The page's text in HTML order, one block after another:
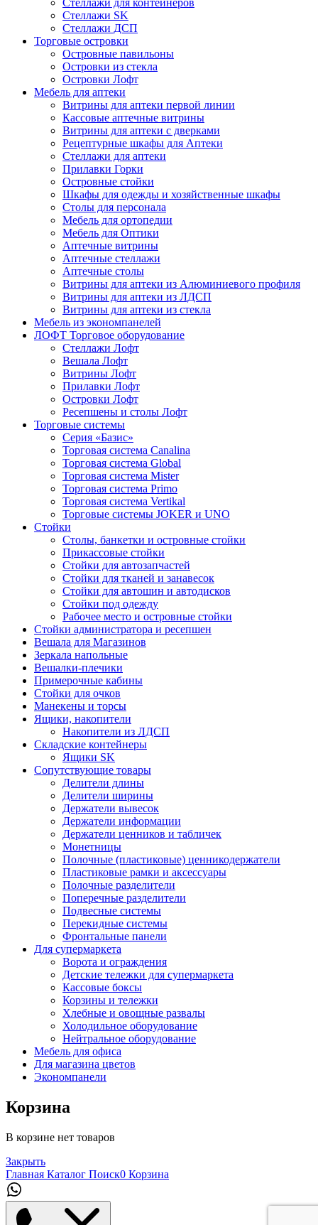
Стеллажи для контейнеров
Стеллажи SK
Стеллажи ДСП
Торговые островки
Островные павильоны
Островки из стекла
Островки Лофт
Мебель для аптеки
Витрины для аптеки первой линии
Кассовые аптечные витрины
Витрины для аптеки с дверками
Рецептурные шкафы для Аптеки
Стеллажи для аптеки
Прилавки Горки
Островные стойки
Шкафы для одежды и хозяйственные шкафы
Столы для персонала
Мебель для ортопедии
Мебель для Оптики
Аптечные витрины
Аптечные стеллажи
Аптечные столы
Витрины для аптеки из Алюминиевого профиля
Витрины для аптеки из ЛДСП
Витрины для аптеки из стекла
Мебель из экономпанелей
ЛОФТ Торговое оборудование
Стеллажи Лофт
Вешала Лофт
Витрины Лофт
Прилавки Лофт
Островки Лофт
Ресепшены и столы Лофт
Торговые системы
Серия «Базис»
Торговая система Canalina
Торговая система Global
Торговая система Mister
Торговая система Primo
Торговая система Vertikal
Торговые системы JOKER и UNO
Стойки
Столы, банкетки и островные стойки
Прикассовые стойки
Стойки для автозапчастей
Стойки для тканей и занавесок
Стойки для автошин и автодисков
Стойки под одежду
Рабочее место и островные стойки
Стойки администратора и ресепшен
Вешала для Магазинов
Зеркала напольные
Вешалки-плечики
Примерочные кабины
Стойки для очков
Манекены и торсы
Ящики, накопители
Накопители из ЛДСП
Складские контейнеры
Ящики SK
Сопутствующие товары
Делители длины
Делители ширины
Держатели вывесок
Держатели информации
Держатели ценников и табличек
Монетницы
Полочные (пластиковые) ценникодержатели
Пластиковые рамки и аксессуары
Полочные разделители
Поперечные разделители
Подвесные системы
Перекидные системы
Фронтальные панели
Для супермаркета
Ворота и ограждения
Детские тележки для супермаркета
Кассовые боксы
Корзины и тележки
Хлебные и овощные развалы
Холодильное оборудование
Нейтральное оборудование
Мебель для офиса
Для магазина цветов
Экономпанели
Корзина
В корзине нет товаров
Закрыть
Главная Каталог Поиск0 Корзина